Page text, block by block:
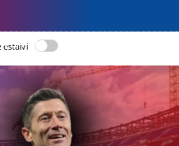
CATALÀ
estalvi